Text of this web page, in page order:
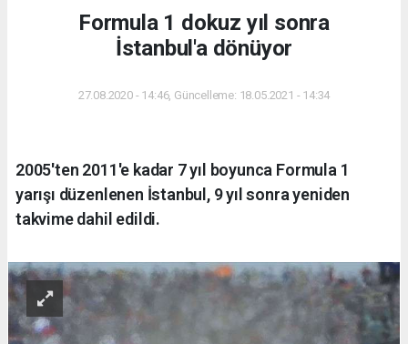
Formula 1 dokuz yıl sonra
İstanbul'a dönüyor
27.08.2020 - 14:46, Güncelleme: 18.05.2021 - 14:34
2005'ten 2011'e kadar 7 yıl boyunca Formula 1
yarışı düzenlenen İstanbul, 9 yıl sonra yeniden
takvime dahil edildi.